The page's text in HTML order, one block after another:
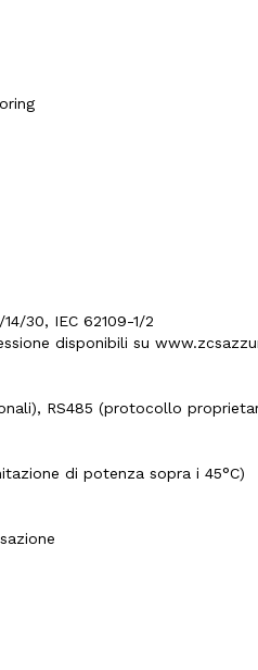
30, IEC 62109-1/2
disponibili su
RS485 (protocollo
di potenza sopra i 45°C)